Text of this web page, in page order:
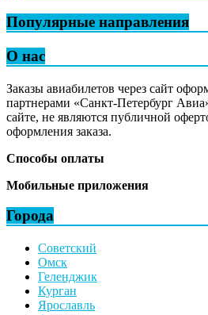
Популярные направления
О нас
Заказы авиабилетов через сайт
партнерами «Санкт-Петербург
сайте, не являются публичной
оформления заказа.
Способы оплаты
Мобильные приложения
Города
Советский
Омск
Геленджик
Курган
Ярославль